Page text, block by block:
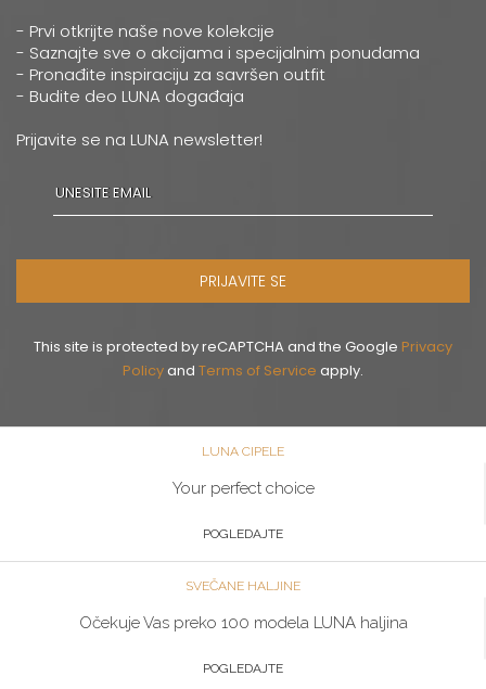
- Prvi otkrijte naše nove kolekcije
- Saznajte sve o akcijama i specijalnim ponudama
- Pronađite inspiraciju za savršen outfit
- Budite deo LUNA događaja
Prijavite se na LUNA newsletter!
PRIJAVITE SE
This site is protected by reCAPTCHA and the Google Privacy
Policyand Terms of Service apply.
LUNA CIPELE
Your perfect choice
POGLEDAJTE
SVEČANE HALJINE
Očekuje Vas preko 100 modela LUNA haljina
POGLEDAJTE